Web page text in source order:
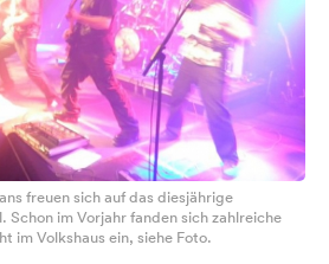
freuen sich auf das diesjährige
im Vorjahr fanden sich zahlreiche
im Volkshaus ein, siehe Foto.